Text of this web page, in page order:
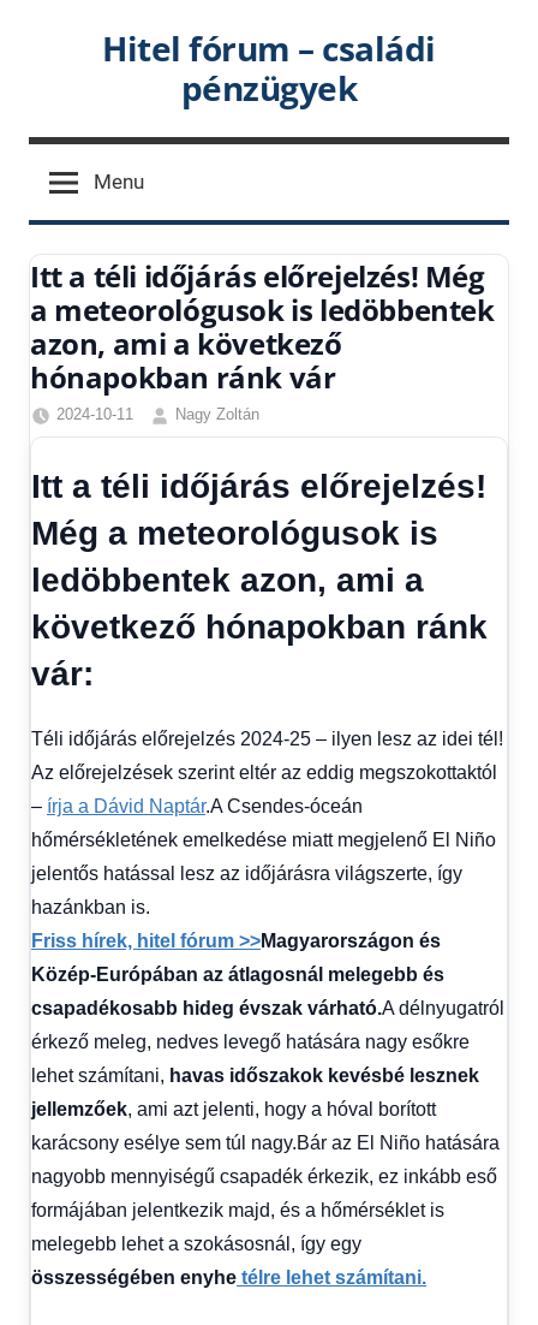
Hitel fórum – családi
pénzügyek
Menu
Itt a téli időjárás előrejelzés! Még
a meteorológusok is ledöbbentek
azon, ami a következő
hónapokban ránk vár
2024-10-11
Nagy Zoltán
Friss
Hírek,
Hírek
1
kézből
Időjárás
Itt a téli időjárás előrejelzés!
Még a meteorológusok is
ledöbbentek azon, ami a
következő hónapokban ránk
vár:
Téli időjárás előrejelzés 2024-25 – ilyen lesz az idei tél!
Az előrejelzések szerint eltér az eddig megszokottaktól
– írja a Dávid Naptár.A Csendes-óceán
hőmérsékletének emelkedése miatt megjelenő El Niño
jelentős hatással lesz az időjárásra világszerte, így
hazánkban is.
Friss hírek, hitel fórum >>Magyarországon és
Közép-Európában az átlagosnál melegebb és
csapadékosabb hideg évszak várható.A délnyugatról
érkező meleg, nedves levegő hatására nagy esőkre
lehet számítani, havas időszakok kevésbé lesznek
jellemzőek, ami azt jelenti, hogy a hóval borított
karácsony esélye sem túl nagy.Bár az El Niño hatására
nagyobb mennyiségű csapadék érkezik, ez inkább eső
formájában jelentkezik majd, és a hőmérséklet is
melegebb lehet a szokásosnál, így egy
összességében enyhe télre lehet számítani.